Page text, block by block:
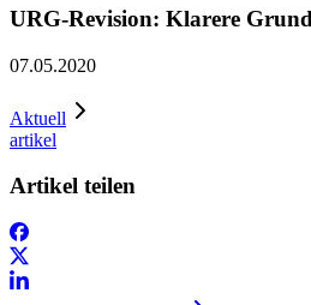
URG-Revision: Klarere
07.05.2020
Aktuell
artikel
Artikel teilen